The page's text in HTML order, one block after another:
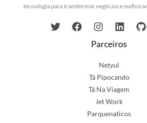
tecnologia para transformar negócios e melhorar
Parceiros
Netyul
Tá Pipocando
Tá Na Viagem
Jet Work
Parquenaticos